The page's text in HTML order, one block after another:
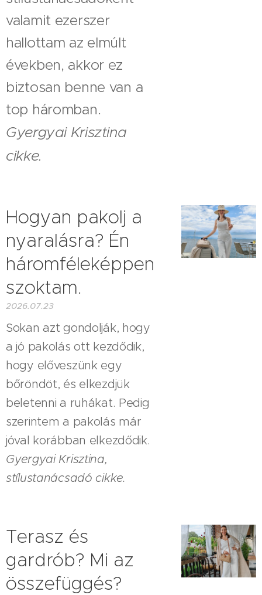
valamit ezerszer
hallottam az elmúlt
években, akkor ez
biztosan benne van a
top háromban.
Gyergyai Krisztina
cikke.
Hogyan pakolj a
nyaralásra? Én
háromféleképpen
szoktam.
2026.07.23
Sokan azt gondolják, hogy
a jó pakolás ott kezdődik,
hogy előveszünk egy
bőröndöt, és elkezdjük
beletenni a ruhákat. Pedig
szerintem a pakolás már
jóval korábban elkezdődik.
Gyergyai Krisztina,
stílustanácsadó cikke.
Terasz és
gardrób? Mi az
összefüggés?